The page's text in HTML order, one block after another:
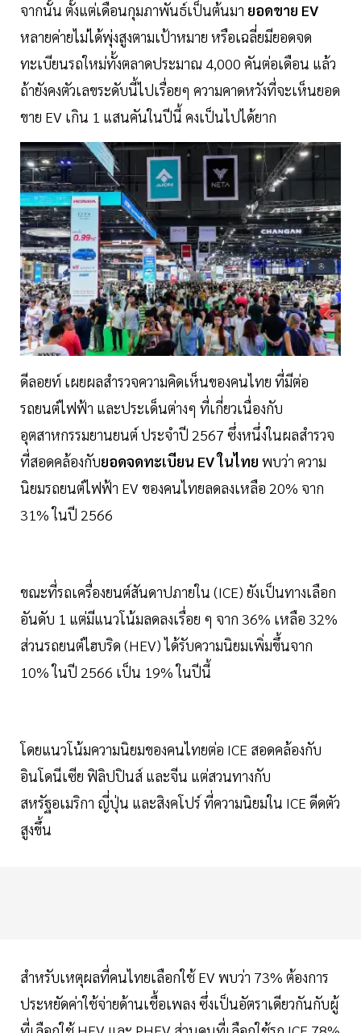
จากนั้น ตั้งแต่เดือนกุมภาพันธ์เป็นต้นมา ยอดขาย EV
หลายค่ายไม่ได้พุ่งสูงตามเป้าหมาย หรือเฉลี่ยมียอดจด
ทะเบียนรถใหม่ทั้งตลาดประมาณ 4,000 คันต่อเดือน แล้ว
ถ้ายังคงตัวเลขระดับนี้ไปเรื่อยๆ ความคาดหวังที่จะเห็นยอด
ขาย EV เกิน 1 แสนคันในปีนี้ คงเป็นไปได้ยาก
ดีลอยท์ เผยผลสำรวจความคิดเห็นของคนไทย ที่มีต่อ
รถยนต์ไฟฟ้า และประเด็นต่างๆ ที่เกี่ยวเนื่องกับ
อุตสาหกรรมยานยนต์ ประจำปี 2567 ซึ่งหนึ่งในผลสำรวจ
ที่สอดคล้องกับยอดจดทะเบียน EV ในไทย พบว่า ความ
นิยมรถยนต์ไฟฟ้า EV ของคนไทยลดลงเหลือ 20% จาก
31% ในปี 2566
ขณะที่รถเครื่องยนต์สันดาปภายใน (ICE) ยังเป็นทางเลือก
อันดับ 1 แต่มีแนวโน้มลดลงเรื่อย ๆ จาก 36% เหลือ 32%
ส่วนรถยนต์ไฮบริด (HEV) ได้รับความนิยมเพิ่มขึ้นจาก
10% ในปี 2566 เป็น 19% ในปีนี้
โดยแนวโน้มความนิยมของคนไทยต่อ ICE สอดคล้องกับ
อินโดนีเซีย ฟิลิปปินส์ และจีน แต่สวนทางกับ
สหรัฐอเมริกา ญี่ปุ่น และสิงคโปร์ ที่ความนิยมใน ICE ดีดตัว
สูงขึ้น
สำหรับเหตุผลที่คนไทยเลือกใช้ EV พบว่า 73% ต้องการ
ประหยัดค่าใช้จ่ายด้านเชื้อเพลง ซึ่งเป็นอัตราเดียวกันกับผู้